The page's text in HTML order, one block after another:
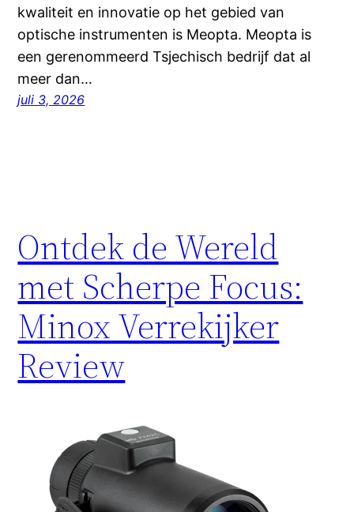
kwaliteit en innovatie op het gebied van
optische instrumenten is Meopta. Meopta is
een gerenommeerd Tsjechisch bedrijf dat al
meer dan…
juli 3, 2026
Ontdek de Wereld
met Scherpe Focus:
Minox Verrekijker
Review